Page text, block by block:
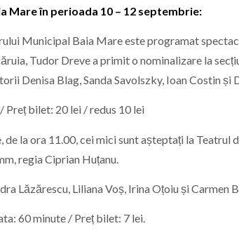
Mare în perioada 10 – 12 septembrie:
Municipal Baia Mare este programat
Tudor Dreve a primit o nominalizare la
Denisa Blag, Sanda Savolszky, Ioan Costin și
Preț bilet: 20 lei / redus 10 lei
la ora 11.00, cei mici sunt așteptați la Teatrul
regia Ciprian Huțanu.
Lăzărescu, Liliana Voș, Irina Oțoiu și Carmen
60 minute / Preț bilet: 7 lei.